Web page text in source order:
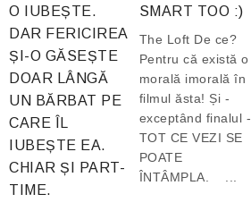
O IUBEȘTE.
DAR FERICIREA
ȘI-O GĂSEȘTE
DOAR LÂNGĂ
UN BĂRBAT PE
CARE ÎL
IUBEȘTE EA.
CHIAR ȘI PART-
TIME.
SMART TOO :)
The Loft De ce?
Pentru că există o
morală imorală în
filmul ăsta! Și -
exceptând finalul -
TOT CE VEZI SE
POATE
ÎNTÂMPLA. ...